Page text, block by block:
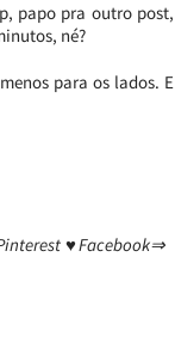
papo pra outro post,
né?
para os lados. E
♥Facebook⇒